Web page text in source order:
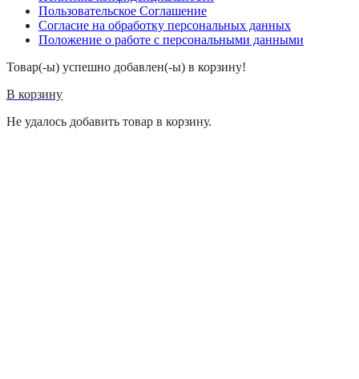
Пользовательское Соглашение
Согласие на обработку персональных данных
Положение о работе с персональными данными
Товар(-ы) успешно добавлен(-ы) в корзину!
В корзину
Не удалось добавить товар в корзину.